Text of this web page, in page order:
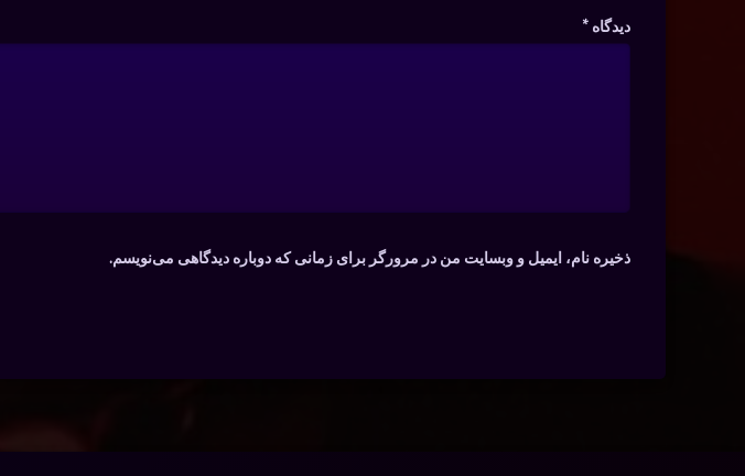
دیدگاه *
ذخیره نام، ایمیل و وبسایت من در مرورگر برای زمانی که دوباره دیدگاهی می‌نویسم.